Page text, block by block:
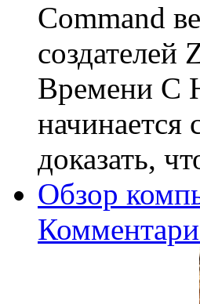
Command
создателей
Времени С
начинается
доказать,
Обзор